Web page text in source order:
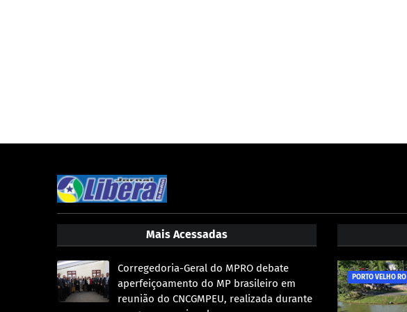
Mais Acessadas
Corregedoria-Geral do MPRO debate
aperfeiçoamento do MP brasileiro em
reunião do CNCGMPEU, realizada durante
PORTO VELHO RO